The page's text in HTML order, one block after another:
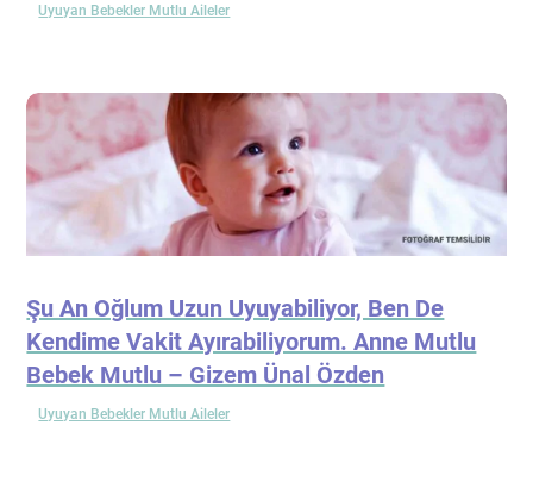
Uyuyan Bebekler Mutlu Aileler
Şu An Oğlum Uzun Uyuyabiliyor, Ben De
Kendime Vakit Ayırabiliyorum. Anne Mutlu
Bebek Mutlu – Gizem Ünal Özden
Uyuyan Bebekler Mutlu Aileler